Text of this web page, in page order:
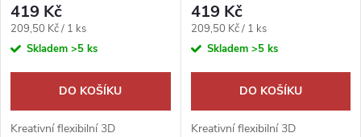
419 Kč
Měrná
cena:
209,50 Kč / 1 ks
Skladem >5 ks
DO KOŠÍKU
Kreativní flexibilní 3D
419 Kč
Měrná
cena:
209,50 Kč / 1 ks
Skladem >5 ks
DO KOŠÍKU
Kreativní flexibilní 3D